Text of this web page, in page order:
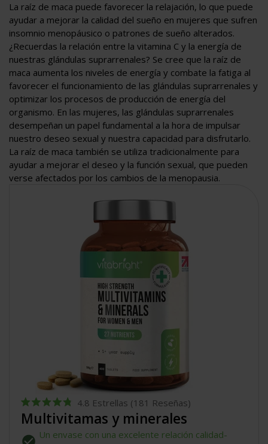
La raíz de maca puede favorecer la relajación, lo que puede
ayudar a mejorar la calidad del sueño en mujeres que sufren
insomnio menopáusico o patrones de sueño alterados.
¿Recuerdas la relación entre la vitamina C y la energía de
nuestras glándulas suprarrenales? Se cree que la raíz de
maca aumenta los niveles de energía y combate la fatiga al
favorecer el funcionamiento de las glándulas suprarrenales y
optimizar los procesos de producción de energía del
organismo. En las mujeres, las glándulas suprarrenales
desempeñan un papel fundamental a la hora de impulsar
nuestro deseo sexual y nuestra capacidad para disfrutarlo.
La raíz de maca también se utiliza tradicionalmente para
ayudar a mejorar el deseo y la función sexual, que pueden
verse afectados por los cambios de la menopausia.
Calificado
4.8
5
4.8 Estrellas (181 Reseñas)
Multivitamas y minerales
Un envase con una excelente relación calidad-